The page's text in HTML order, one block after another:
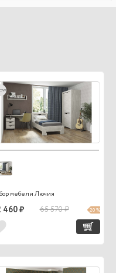
мебели Лючия
460 ₽ 65 570 ₽ 20 %